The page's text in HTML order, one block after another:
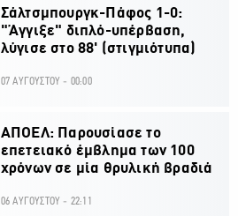
Σάλτσμπουργκ-Πάφος 1-0:
"Άγγιξε" διπλό-υπέρβαση,
λύγισε στο 88' (στιγμιότυπα)
07 ΑΥΓΟΥΣΤΟΥ - 00:00
ΑΠΟΕΛ: Παρουσίασε το
επετειακό έμβλημα των 100
χρόνων σε μία θρυλική βραδιά
06 ΑΥΓΟΥΣΤΟΥ - 22:11